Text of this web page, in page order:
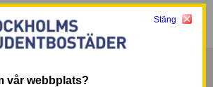
Mina sidor → Meny
Stäng
vår webbplats?